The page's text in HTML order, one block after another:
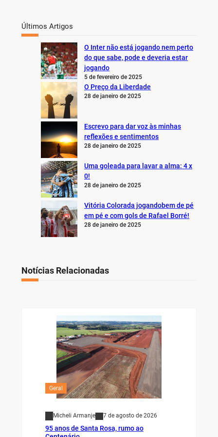
Últimos Artigos
O Inter não está jogando nem perto
do que sabe, pode e deveria estar
jogando
5 de fevereiro de 2025
O Preço da Liberdade
28 de janeiro de 2025
Escrevo para dar voz às minhas
reflexões e sentimentos
28 de janeiro de 2025
Uma goleada para lavar a alma: 4 x
0!
28 de janeiro de 2025
Vitória Colorada jogandobem de pé
em pé e com gols de Rafael Borré!
28 de janeiro de 2025
Notícias Relacionadas
Geral
Micheli Armanje 7 de agosto de 2026
95 anos de Santa Rosa, rumo ao